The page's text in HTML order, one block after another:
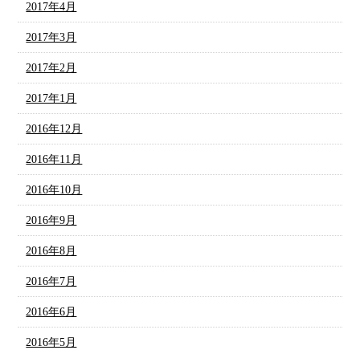
2017年4月
2017年3月
2017年2月
2017年1月
2016年12月
2016年11月
2016年10月
2016年9月
2016年8月
2016年7月
2016年6月
2016年5月